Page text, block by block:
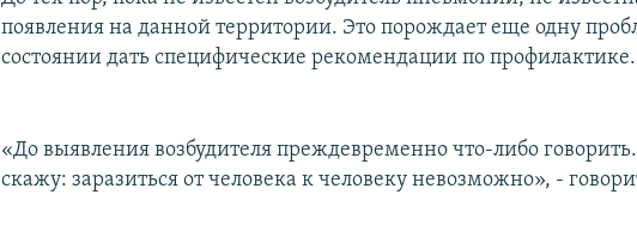
появления на данной территории. Это порождает еще одну
состоянии дать специфические рекомендации по профилактике.
«До выявления возбудителя преждевременно что-либо
скажу: заразиться от человека к человеку невозможно», -